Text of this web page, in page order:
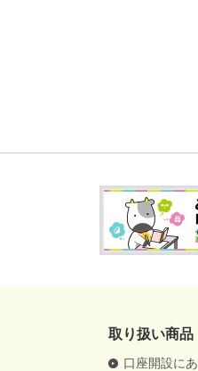
取り扱い商品
口座開設に